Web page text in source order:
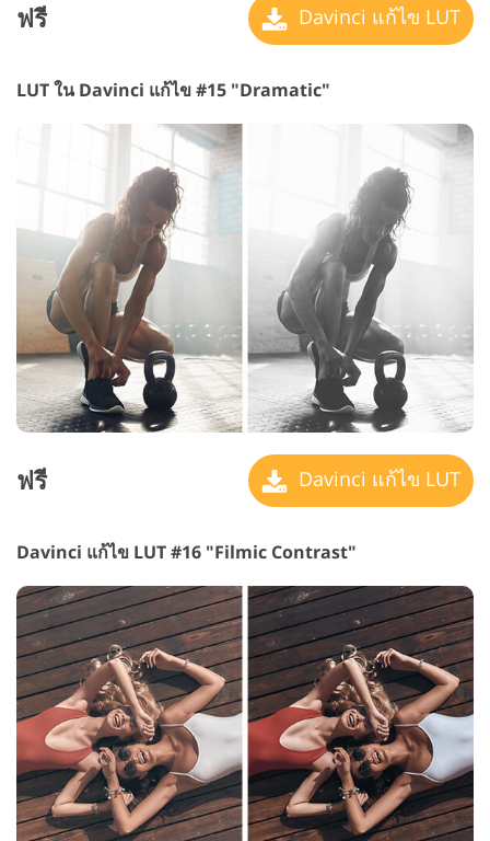
ฟรี Davinci แก้ไข LUT
LUT ใน Davinci แก้ไข #15 "Dramatic"
ฟรี Davinci แก้ไข LUT
Davinci แก้ไข LUT #16 "Filmic Contrast"